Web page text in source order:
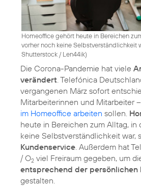
Homeoffice gehört heute in Bereichen
vorher noch keine Selbstverständlichkeit
Shutterstock / Len44ik)
Die Corona-Pandemie hat viele
verändert . Telefónica
vergangenen März sofort
Mitarbeiterinnen und Mitarbeiter
im Homeoffice arbeiten sollen.
heute in Bereichen zum Alltag, in
keine Selbstverständlichkeit war,
Kundenservice . Außerdem hat
/ O2 viel Freiraum gegeben, um
entsprechend der persönlichen
gestalten.